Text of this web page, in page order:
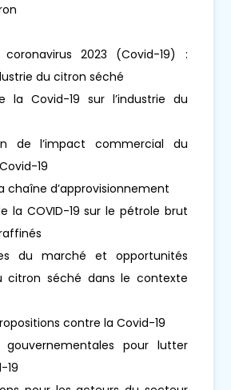
2023 (Covid-19) :
du citron séché
la Covid-19 sur l’industrie du
de l’impact commercial du
19
chaîne d’approvisionnement
la COVID-19 sur le pétrole brut
du marché et opportunités
citron séché dans le contexte
contre la Covid-19
gouvernementales pour lutter
19